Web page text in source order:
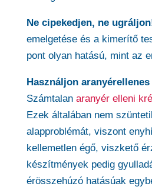
Ne cipekedjen, ne
emelgetése és a kimerítő
pont olyan hatású, mint az
Használjon
Számtalan aranyér elleni
Ezek általában nem
alapproblémát, viszont
kellemetlen égő, viszkető
készítmények pedig
érösszehúzó hatásúak